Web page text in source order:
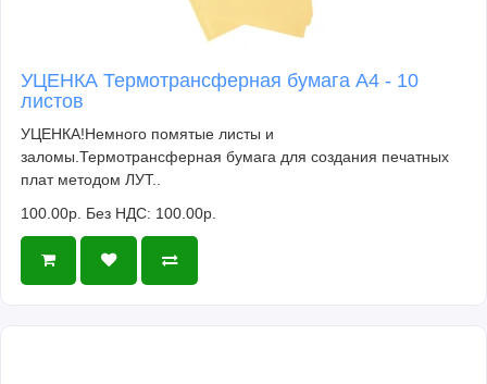
УЦЕНКА Термотрансферная бумага А4 - 10
листов
УЦЕНКА!Немного помятые листы и
заломы.Термотрансферная бумага для создания печатных
плат методом ЛУТ..
100.00р. Без НДС: 100.00р.